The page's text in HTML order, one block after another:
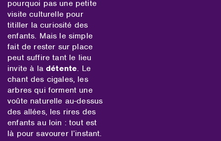
pourquoi pas une petite
visite culturelle pour
titiller la curiosité des
enfants. Mais le simple
fait de rester sur place
peut suffire tant le lieu
invite à ladétente. Le
chant des cigales, les
arbres qui forment une
voûte naturelle au-dessus
des allées, les rires des
enfants au loin : tout est
là pour savourer l’instant.